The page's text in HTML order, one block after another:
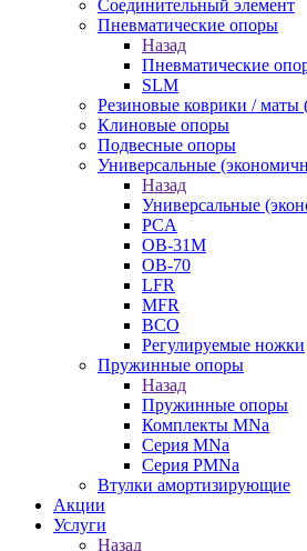
Cоединительный элемент
Пневматические опоры
Назад
Пневматические
SLM
Резиновые коврики / маты
Клиновые опоры
Подвесные опоры
Универсальные
Назад
Универсальные
PCA
ОВ-31М
OB-70
LFR
MFR
ВСО
Регулируемые ножки
Пружинные опоры
Назад
Пружинные опоры
Комплекты MNa
Серия MNa
Серия PMNa
Втулки амортизирующие
Акции
Услуги
Назад